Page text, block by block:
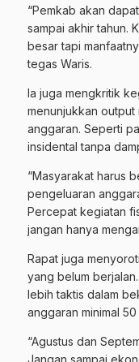
“Pemkab akan
sampai akhir tahun.
besar tapi
tegas Waris.
Ia juga mengkritik
menunjukkan
anggaran. Seperti
insidental tanpa
“Masyarakat harus
pengeluaran
Percepat kegiatan
jangan hanya
Rapat juga
yang belum
lebih taktis dalam
anggaran minimal
“Agustus dan
Jangan sampai